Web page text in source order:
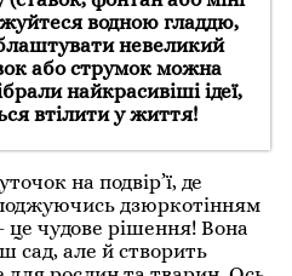
водною гладдю,
невеликий
або струмок можна
найкрасивіші ідеї,
втілити у життя!
на подвір’ї, де
дзюркотінням
чудове рішення! Вона
сад, але й створить